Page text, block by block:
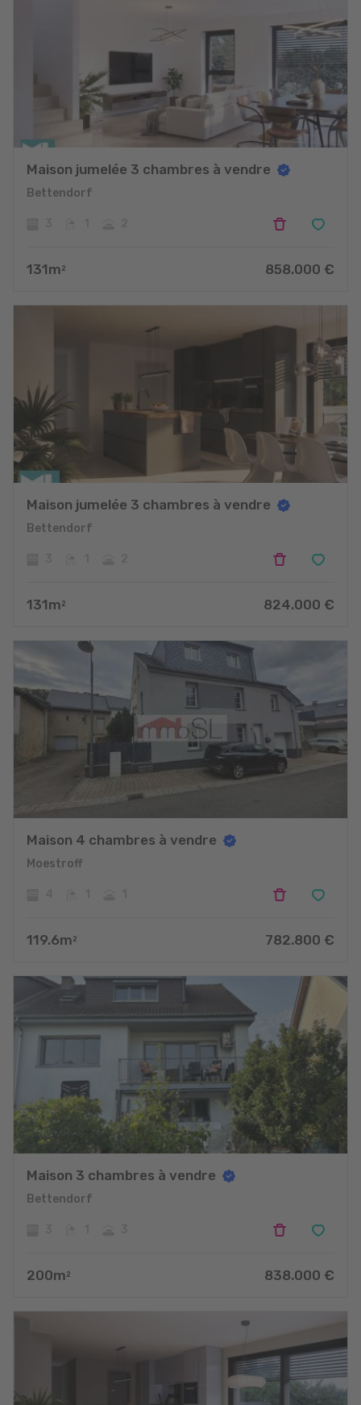
Maison jumelée 3 chambres à vendre
Bettendorf
131m 2 858.000 €
Maison jumelée 3 chambres à vendre
Bettendorf
131m 2 824.000 €
Maison 4 chambres à vendre
Moestroff
119.6m 2 782.800 €
Maison 3 chambres à vendre
Bettendorf
200m 2 838.000 €